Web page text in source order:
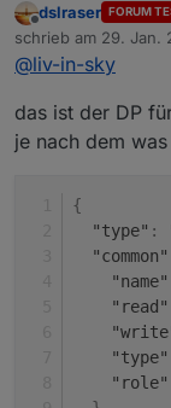
ich
den
Offline
dslraser FORUM
schrieb am 29. Jan.
zuletzt editiert von
@liv-in-sky
das ist der DP
je nach dem
{
"type" :
"common"
"name"
"read"
"type"
"role"